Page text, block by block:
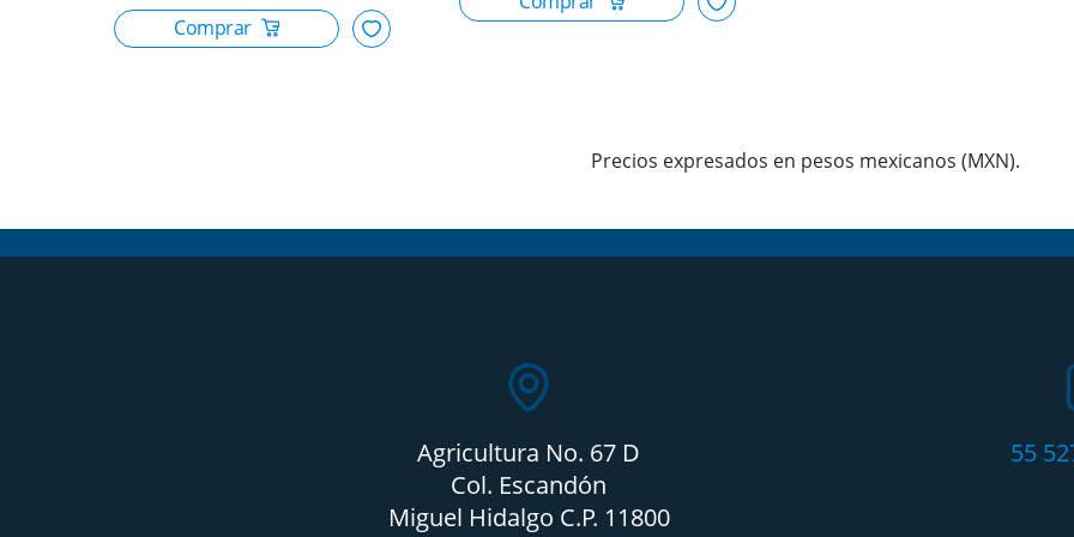
Precios expresados en pesos mexicanos (MXN).
Agricultura No. 67 D
Col. Escandón
Miguel Hidalgo C.P. 11800
55